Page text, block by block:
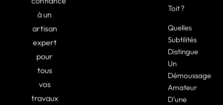
à un
artisan
expert
pour
tous
vos
travaux
Toit ?
Quelles
Subtilités
Distingue
Un
Démoussage
Amateur
D’une